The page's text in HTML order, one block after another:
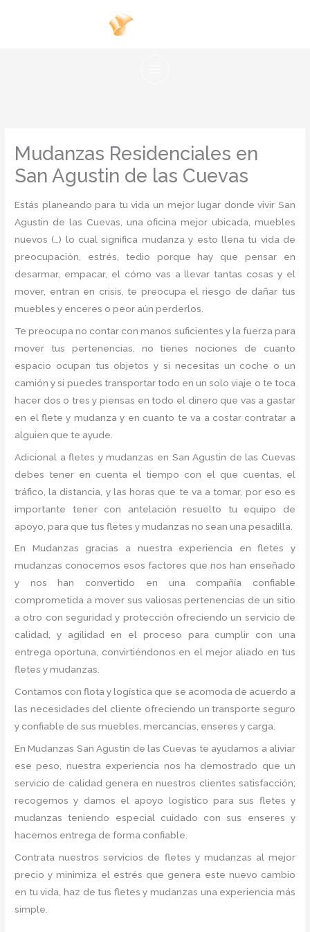
Mudanzas Residenciales en
San Agustin de las Cuevas
Estás planeando para tu vida un mejor lugar donde vivir San
Agustin de las Cuevas, una oficina mejor ubicada, muebles
nuevos (…) lo cual significa mudanza y esto llena tu vida de
preocupación, estrés, tedio porque hay que pensar en
desarmar, empacar, el cómo vas a llevar tantas cosas y el
mover, entran en crisis, te preocupa el riesgo de dañar tus
muebles y enceres o peor aún perderlos.
Te preocupa no contar con manos suficientes y la fuerza para
mover tus pertenencias, no tienes nociones de cuanto
espacio ocupan tus objetos y si necesitas un coche o un
camión y si puedes transportar todo en un solo viaje o te toca
hacer dos o tres y piensas en todo el dinero que vas a gastar
en el flete y mudanza y en cuanto te va a costar contratar a
alguien que te ayude.
Adicional a fletes y mudanzas en San Agustin de las Cuevas
debes tener en cuenta el tiempo con el que cuentas, el
tráfico, la distancia, y las horas que te va a tomar, por eso es
importante tener con antelación resuelto tu equipo de
apoyo, para que tus fletes y mudanzas no sean una pesadilla.
En Mudanzas gracias a nuestra experiencia en fletes y
mudanzas conocemos esos factores que nos han enseñado
y nos han convertido en una compañía confiable
comprometida a mover sus valiosas pertenencias de un sitio
a otro con seguridad y protección ofreciendo un servicio de
calidad, y agilidad en el proceso para cumplir con una
entrega oportuna, convirtiéndonos en el mejor aliado en tus
fletes y mudanzas.
Contamos con flota y logística que se acomoda de acuerdo a
las necesidades del cliente ofreciendo un transporte seguro
y confiable de sus muebles, mercancías, enseres y carga.
En Mudanzas San Agustin de las Cuevas te ayudamos a aliviar
ese peso, nuestra experiencia nos ha demostrado que un
servicio de calidad genera en nuestros clientes satisfacción;
recogemos y damos el apoyo logístico para sus fletes y
mudanzas teniendo especial cuidado con sus enseres y
hacemos entrega de forma confiable.
Contrata nuestros servicios de fletes y mudanzas al mejor
precio y minimiza el estrés que genera este nuevo cambio
en tu vida, haz de tus fletes y mudanzas una experiencia más
simple.